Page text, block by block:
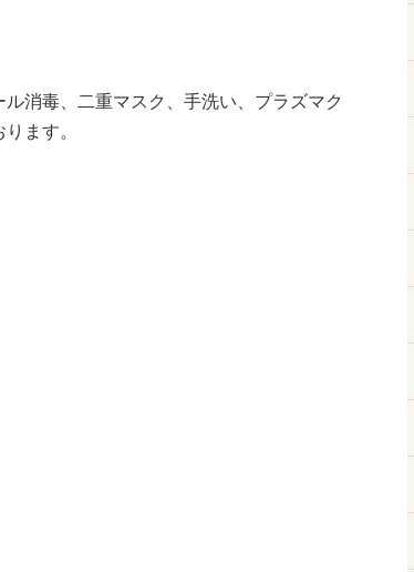
消毒、二重マスク、手洗い、プラズマク
ます。